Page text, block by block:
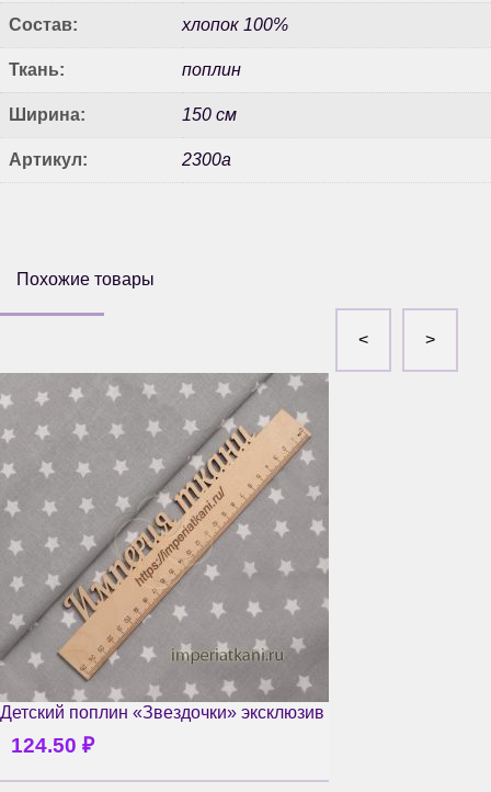
Состав: хлопок 100%
Ткань: поплин
Ширина: 150 см
Артикул: 2300а
Похожие товары
Детский поплин «Звездочки» эксклюзив
124.50 ₽